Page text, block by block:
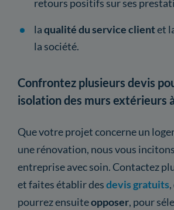
retours positifs sur ses
laqualité du service clientet
la société.
Confrontez plusieurs devis
isolation des murs extérieurs
Que votre projet concerne un
une rénovation, nous vous
entreprise avec soin. Contactez
et faites établir desdevis gratuits
pourrez ensuiteopposer, pour